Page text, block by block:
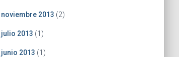
noviembre 2013 (2)
julio 2013 (1)
junio 2013 (1)